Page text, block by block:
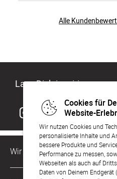
Cookies für
Website-
Wir nutzen Cookies und
personalisierte Inhalte und
bessere Produkte und
Performance zu messen,
Webseiten als auch auf
Daten von Deinem Endgerät
Alle
Lass Dich inspirieren
Wir sind für Dich da
Kundenservice-Hotline